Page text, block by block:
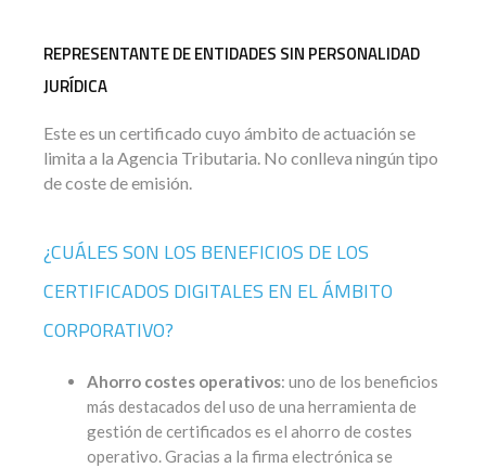
REPRESENTANTE DE ENTIDADES SIN PERSONALIDAD
JURÍDICA
Este es un certificado cuyo ámbito de actuación se
limita a la Agencia Tributaria. No conlleva ningún tipo
de coste de emisión.
¿CUÁLES SON LOS BENEFICIOS DE LOS
CERTIFICADOS DIGITALES EN EL ÁMBITO
CORPORATIVO?
Ahorro costes operativos: uno de los beneficios
más destacados del uso de una herramienta de
gestión de certificados es el ahorro de costes
operativo. Gracias a la firma electrónica se